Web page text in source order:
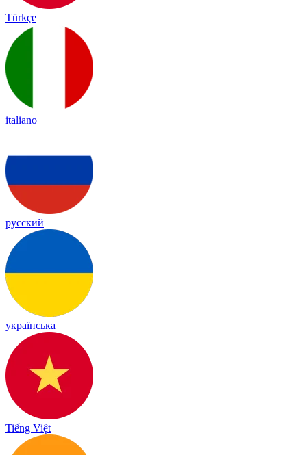
Türkçe
italiano
русский
українська
Tiếng Việt